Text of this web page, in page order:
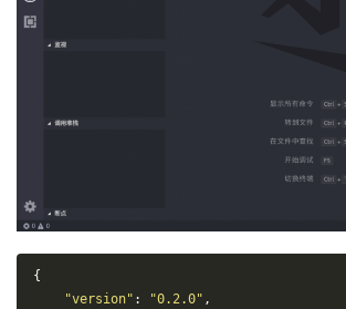
{
"version" : "0.2.0" ,